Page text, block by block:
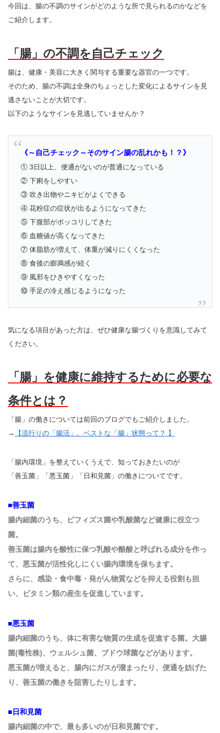
今回は、腸の不調のサインがどのような所で見られるのかなどを
ご紹介します。
「腸」の不調を自己チェック
腸は、健康・美容に大きく関与する重要な器官の一つです。
そのため、腸の不調は全身のちょっとした変化によるサインを見
逃さないことが大切です。
以下のようなサインを見逃していませんか？
《～自己チェック～そのサイン腸の乱れかも！？》
① 3日以上、便通がないのが普通になっている
② 下痢をしやすい
③ 吹き出物やニキビがよくできる
④ 花粉症の症状が出るようになってきた
⑤ 下腹部がポッコリしてきた
⑥ 血糖値が高くなってきた
⑦ 体脂肪が増えて、体重が減りにくくなった
⑧ 食後の膨満感が続く
⑨ 風邪をひきやすくなった
⑩ 手足の冷え感じるようになった
気になる項目があった方は、ぜひ健康な腸づくりを意識してみて
ください。
「腸」を健康に維持するために必要な
条件とは？
「腸」の働きについては前回のブログでもご紹介しました。
→
【流行りの「腸活」。ベストな「腸」状態って？ 】
「腸内環境」を整えていくうえで、知っておきたいのが
「善玉菌」「悪玉菌」「日和見菌」の働きについてです。
■善玉菌
腸内細菌のうち、ビフィズス菌や乳酸菌など健康に役立つ
菌。
善玉菌は腸内を酸性に保つ乳酸や酪酸と呼ばれる成分を作っ
て、悪玉菌が活性化しにくい腸内環境を保ちます。
さらに、感染・食中毒・発がん物質などを抑える役割も担
い、ビタミン類の産生を促進しています。
■悪玉菌
腸内細菌のうち、体に有害な物質の生成を促進する菌。大腸
菌(毒性株)、ウェルシュ菌、ブドウ球菌などがあります。
悪玉菌が増えると、腸内にガスが溜まったり、便通を妨げた
り、善玉菌の働きを阻害したりします。
■日和見菌
腸内細菌の中で、最も多いのが日和見菌です。